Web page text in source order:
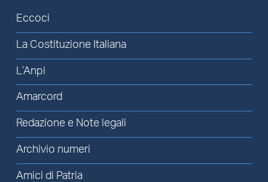
Eccoci
La Costituzione Italiana
L’Anpi
Amarcord
Redazione e Note legali
Archivio numeri
Amici di Patria